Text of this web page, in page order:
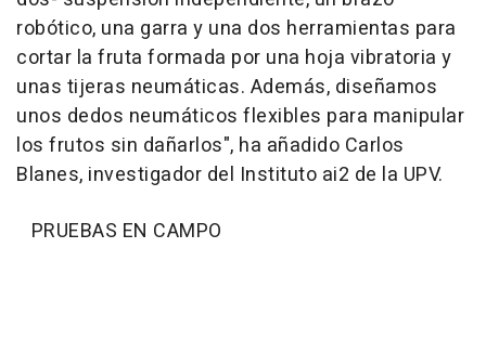
robótico, una garra y una dos herramientas para
cortar la fruta formada por una hoja vibratoria y
unas tijeras neumáticas. Además, diseñamos
unos dedos neumáticos flexibles para manipular
los frutos sin dañarlos", ha añadido Carlos
Blanes, investigador del Instituto ai2 de la UPV.
PRUEBAS EN CAMPO